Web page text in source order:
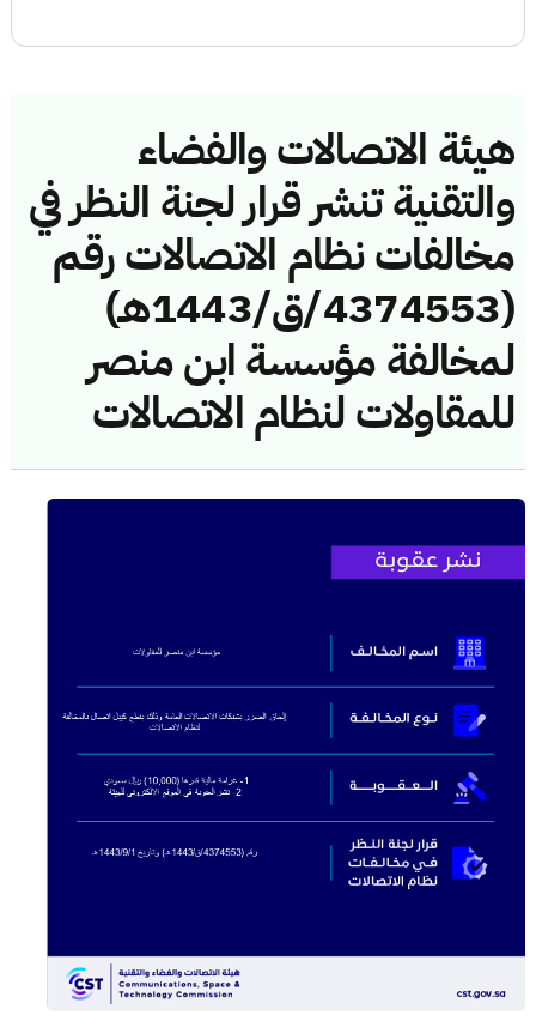
هيئة الاتصالات والفضاء
والتقنية تنشر قرار لجنة النظر في
مخالفات نظام الاتصالات رقم
(4374553/ق/1443هـ)
لمخالفة مؤسسة ابن منصر
للمقاولات لنظام الاتصالات